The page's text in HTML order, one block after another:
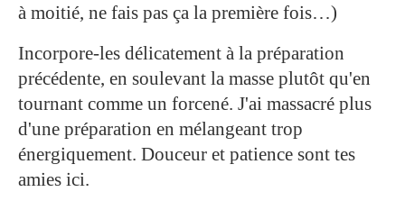
à moitié, ne fais pas ça la première fois…)
Incorpore-les délicatement à la préparation
précédente, en soulevant la masse plutôt qu'en
tournant comme un forcené. J'ai massacré plus
d'une préparation en mélangeant trop
énergiquement. Douceur et patience sont tes
amies ici.